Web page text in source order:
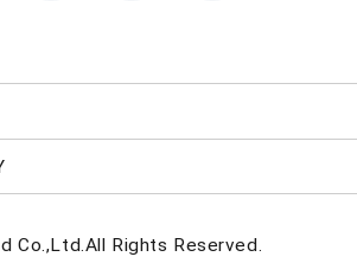
Co.,Ltd.All Rights Reserved.